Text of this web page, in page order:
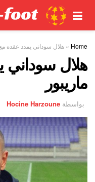
Home
» هلال سوداني يمدد عقده مع
هلال سوداني
ماريبور
بواسطة Hocine Harzoune